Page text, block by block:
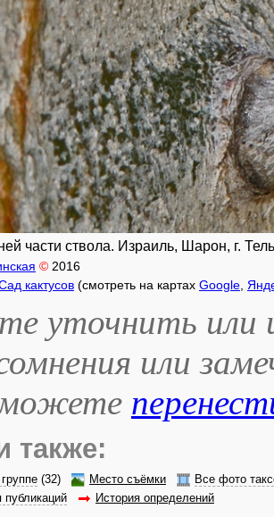
части ствола. Израиль, Шарон, г.
© 2016
кактусов (смотреть на картах Google
уточнить или
или
также:
(32) Место съёмки
Все фото
История определений